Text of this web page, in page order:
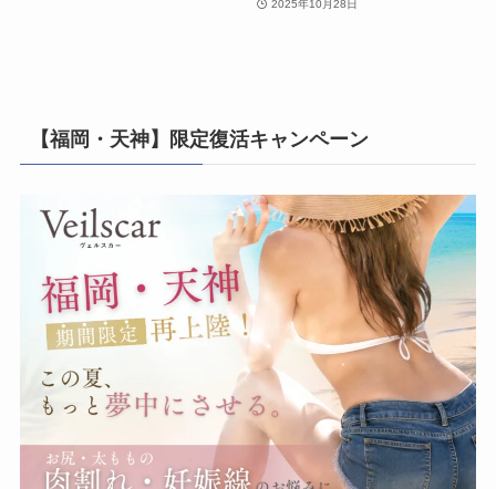
2025年10月28日
【福岡・天神】限定復活キャンペーン